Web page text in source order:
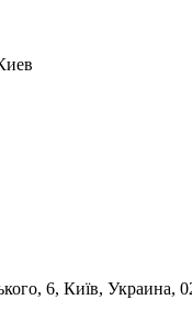
6, Київ, Украина,